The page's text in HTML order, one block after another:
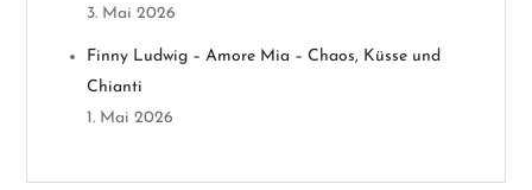
3. Mai 2026
Finny Ludwig – Amore Mia – Chaos, Küsse und
Chianti
1. Mai 2026